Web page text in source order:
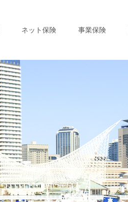
ネット保険 事業保険